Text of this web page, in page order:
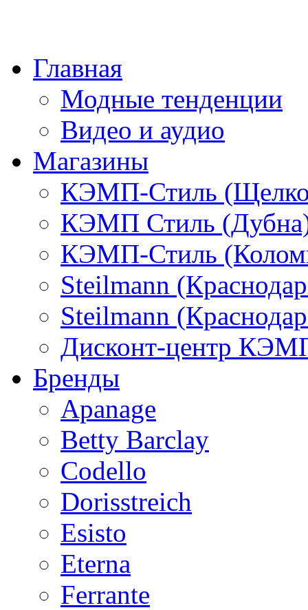
Главная
Модные тенденции
Видео и аудио
Магазины
КЭМП-Стиль
КЭМП Стиль
КЭМП-Стиль
Steilmann
Steilmann
Дисконт-центр
Бренды
Apanage
Betty Barclay
Codello
Dorisstreich
Esisto
Eterna
Ferrante